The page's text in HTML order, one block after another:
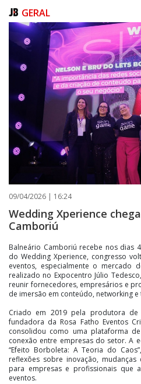
CONTATO
GERAL
09/04/2026 | 16:24
Wedding Xperience
Camboriú
Balneário Camboriú recebe nos dias
do Wedding Xperience, congresso
eventos, especialmente o mercado
realizado no Expocentro Júlio
reunir fornecedores, empresários e
de imersão em conteúdo, networking
Criado em 2019 pela produtora de
fundadora da Rosa Fatho Eventos
consolidou como uma plataforma
conexão entre empresas do setor. A
“Efeito Borboleta: A Teoria do
reflexões sobre inovação,
para empresas e profissionais que
eventos.